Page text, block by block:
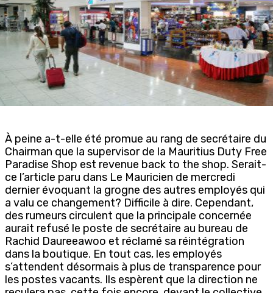
À peine a-t-elle été promue au rang de secrétaire du
Chairman que la supervisor de la Mauritius Duty Free
Paradise Shop est revenue back to the shop. Serait-
ce l’article paru dans Le Mauricien de mercredi
dernier évoquant la grogne des autres employés qui
a valu ce changement? Difficile à dire. Cependant,
des rumeurs circulent que la principale concernée
aurait refusé le poste de secrétaire au bureau de
Rachid Daureeawoo et réclamé sa réintégration
dans la boutique. En tout cas, les employés
s’attendent désormais à plus de transparence pour
les postes vacants. Ils espèrent que la direction ne